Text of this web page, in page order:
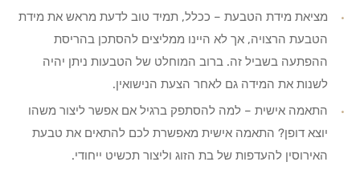
מציאת מידת הטבעת – ככלל, תמיד טוב לדעת מראש את מידת
הטבעת הרצויה, אך לא היינו ממליצים להסתכן בהריסת
ההפתעה בשביל זה. ברוב המוחלט של הטבעות ניתן יהיה
לשנות את המידה גם לאחר הצעת הנישואין.
התאמה אישית – למה להסתפק ברגיל אם אפשר ליצור משהו
יוצא דופן? התאמה אישית מאפשרת לכם להתאים את טבעת
האירוסין להעדפות של בת הזוג וליצור תכשיט ייחודי.